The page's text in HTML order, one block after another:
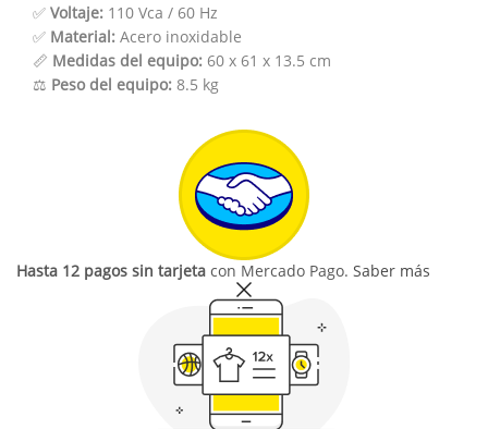
✅ Voltaje: 110 Vca / 60 Hz
✅ Material: Acero inoxidable
📏 Medidas del equipo: 60 x 61 x 13.5 cm
⚖️ Peso del equipo: 8.5 kg
Hasta 12 pagos sin tarjeta con Mercado Pago. Saber más